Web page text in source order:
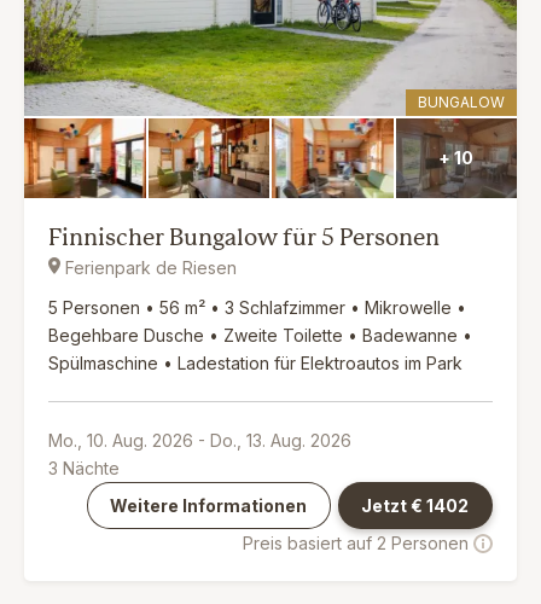
BUNGALOW
+ 10
Finnischer Bungalow für 5 Personen
Ferienpark de Riesen
5 Personen • 56 m² • 3 Schlafzimmer • Mikrowelle •
Begehbare Dusche • Zweite Toilette • Badewanne •
Spülmaschine • Ladestation für Elektroautos im Park
Mo., 10. Aug. 2026 - Do., 13. Aug. 2026
3 Nächte
Weitere Informationen
Jetzt €1402
Preis basiert auf 2 Personen